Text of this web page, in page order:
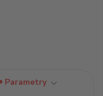
Parametry